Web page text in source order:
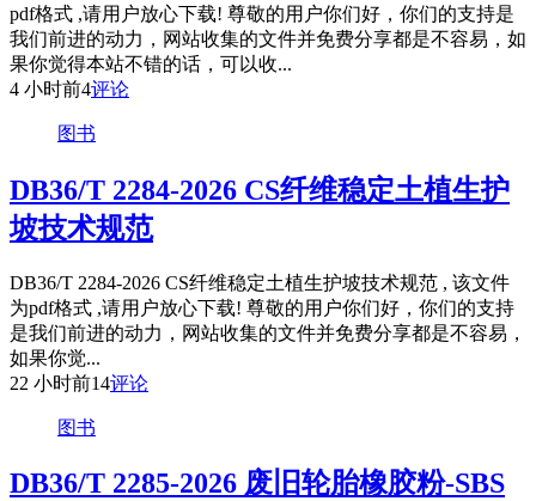
pdf格式 ,请用户放心下载! 尊敬的用户你们好，你们的支持是
我们前进的动力，网站收集的文件并免费分享都是不容易，如
果你觉得本站不错的话，可以收...
4 小时前4评论
图书
DB36/T 2284-2026 CS纤维稳定土植生护
坡技术规范
DB36/T 2284-2026 CS纤维稳定土植生护坡技术规范 , 该文件
为pdf格式 ,请用户放心下载! 尊敬的用户你们好，你们的支持
是我们前进的动力，网站收集的文件并免费分享都是不容易，
如果你觉...
22 小时前14评论
图书
DB36/T 2285-2026 废旧轮胎橡胶粉-SBS